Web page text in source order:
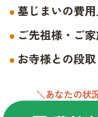
墓じまいの費
ご先祖様・ご
お寺様との段
＼あなたの状